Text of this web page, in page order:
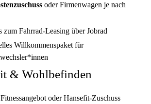
oder Firmenwagen je nach
zum Fahrrad-Leasing über Jobrad
Willkommenspaket für
& Wohlbefinden
oder Hansefit-Zuschuss